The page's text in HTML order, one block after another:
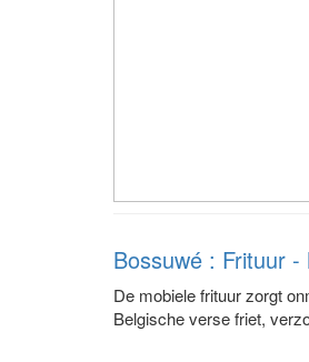
Bossuwé : Frituur
De mobiele frituur zorgt
Belgische verse friet,